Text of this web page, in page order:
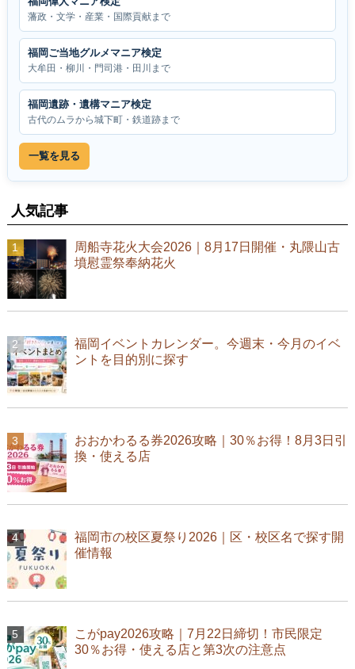
藩政・文学・産業・国際貢献まで
福岡ご当地グルメマニア検定
大牟田・柳川・門司港・田川まで
福岡遺跡・遺構マニア検定
古代のムラから城下町・鉄道跡まで
一覧を見る
人気記事
周船寺花火大会2026｜8月17日開催・丸隈山古
墳慰霊祭奉納花火
福岡イベントカレンダー。今週末・今月のイベ
ントを目的別に探す
おおかわるる券2026攻略｜30％お得！8月3日引
換・使える店
福岡市の校区夏祭り2026｜区・校区名で探す開
催情報
こがpay2026攻略｜7月22日締切！市民限定
30％お得・使える店と第3次の注意点